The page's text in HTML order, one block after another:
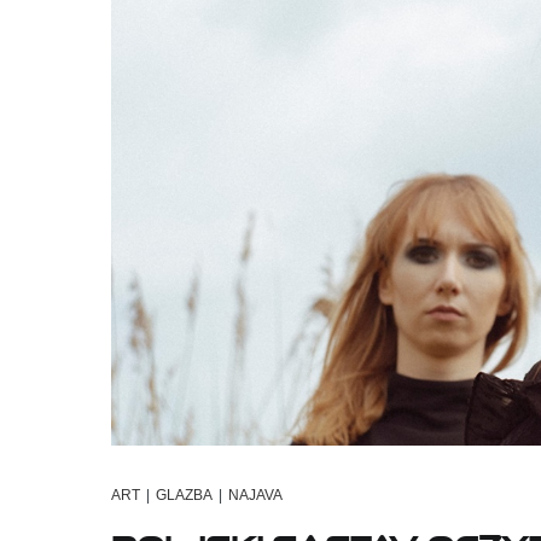
ART GLAZBA NAJAVA